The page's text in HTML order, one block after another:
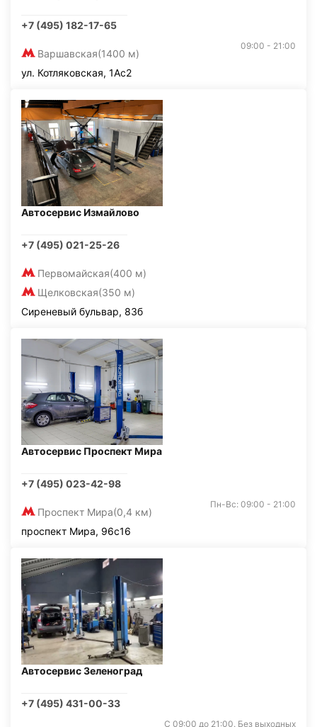
+7 (495) 182-17-65
Варшавская(1400 м)
09:00 - 21:00
ул. Котляковская, 1Ас2
Автосервис Измайлово
+7 (495) 021-25-26
Первомайская(400 м)
Щелковская(350 м)
Сиреневый бульвар, 83б
Автосервис Проспект Мира
+7 (495) 023-42-98
Проспект Мира(0,4 км)
Пн-Вс: 09:00 - 21:00
проспект Мира, 96с16
Автосервис Зеленоград
+7 (495) 431-00-33
С 09:00 до 21:00. Без выходных